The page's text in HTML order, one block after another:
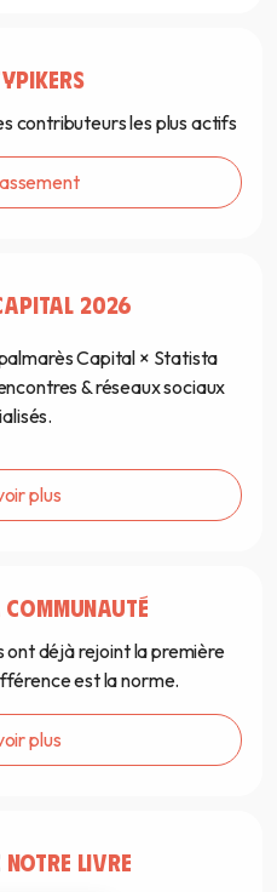
contributeurs les plus actifs
2026
Capital × Statista
& réseaux sociaux
plus
COMMUNAUTÉ
déjà rejoint la première
est la norme.
plus
NOTRE LIVRE